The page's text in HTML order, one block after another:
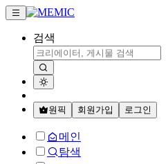
검색
원픽 회원가입 로그인
메인
탐색